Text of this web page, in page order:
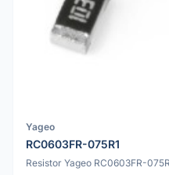
Yageo
RC0603FR-075R1
Resistor Yageo RC0603FR-